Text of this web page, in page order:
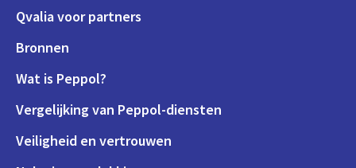
Qvalia voor partners
Bronnen
Wat is Peppol?
Vergelijking van Peppol-diensten
Veiligheid en vertrouwen